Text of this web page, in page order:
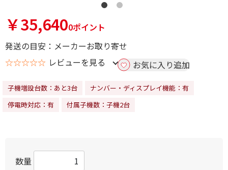
￥35,6400ポイント
発送の目安：メーカーお取り寄せ
☆☆☆☆☆ レビューを見る お気に入り追加
子機増設台数：あと3台
ナンバー・ディスプレイ機能：有
停電時対応：有
付属子機数：子機2台
数量